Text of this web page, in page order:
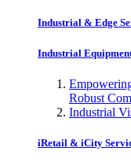
Industrial & Edge
Industrial
Robust
Industrial
iRetail & iCity